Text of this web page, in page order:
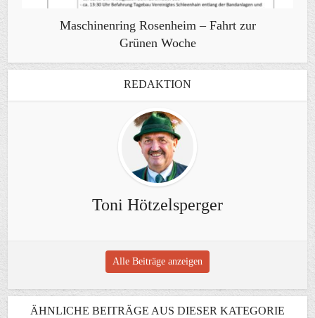
Maschinenring Rosenheim – Fahrt zur
Grünen Woche
REDAKTION
Toni Hötzelsperger
Alle Beiträge anzeigen
ÄHNLICHE BEITRÄGE AUS DIESER KATEGORIE